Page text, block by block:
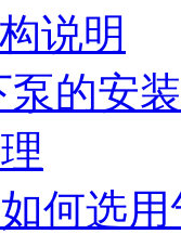
说明
泵的安
何选